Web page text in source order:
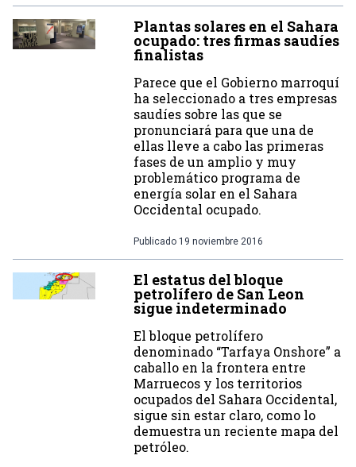
Plantas solares en el Sahara
ocupado: tres firmas saudíes
finalistas
Parece que el Gobierno marroquí
ha seleccionado a tres empresas
saudíes sobre las que se
pronunciará para que una de
ellas lleve a cabo las primeras
fases de un amplio y muy
problemático programa de
energía solar en el Sahara
Occidental ocupado.
Publicado 19 noviembre 2016
El estatus del bloque
petrolífero de San Leon
sigue indeterminado
El bloque petrolífero
denominado “Tarfaya Onshore” a
caballo en la frontera entre
Marruecos y los territorios
ocupados del Sahara Occidental,
sigue sin estar claro, como lo
demuestra un reciente mapa del
petróleo.